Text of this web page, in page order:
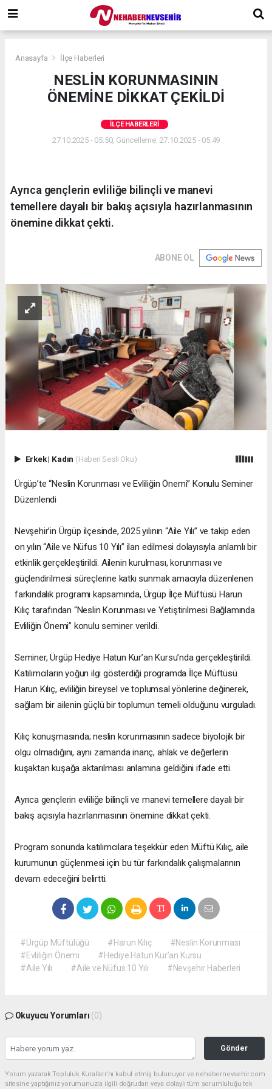
Anasayfa İlçe Haberleri
NESLİN KORUNMASININ
ÖNEMİNE DİKKAT ÇEKİLDİ
İLÇE HABERLERI
27.10.2025 - 05:50, Güncelleme: 27.10.2025 - 05:49
Ayrıca gençlerin evliliğe bilinçli ve manevi
temellere dayalı bir bakış açısıyla hazırlanmasının
önemine dikkat çekti.
ABONE OL
Erkek| Kadın (Haberi Sesli Oku)
Ürgüp’te “Neslin Korunması ve Evliliğin Önemi” Konulu Seminer
Düzenlendi
Nevşehir’in Ürgüp ilçesinde, 2025 yılının “Aile Yılı” ve takip eden
on yılın “Aile ve Nüfus 10 Yılı” ilan edilmesi dolayısıyla anlamlı bir
etkinlik gerçekleştirildi. Ailenin kurulması, korunması ve
güçlendirilmesi süreçlerine katkı sunmak amacıyla düzenlenen
farkındalık programı kapsamında, Ürgüp İlçe Müftüsü Harun
Kılıç tarafından “Neslin Korunması ve Yetiştirilmesi Bağlamında
Evliliğin Önemi” konulu seminer verildi.
Seminer, Ürgüp Hediye Hatun Kur’an Kursu’nda gerçekleştirildi.
Katılımcıların yoğun ilgi gösterdiği programda İlçe Müftüsü
Harun Kılıç, evliliğin bireysel ve toplumsal yönlerine değinerek,
sağlam bir ailenin güçlü bir toplumun temeli olduğunu vurguladı.
Kılıç konuşmasında; neslin korunmasının sadece biyolojik bir
olgu olmadığını, aynı zamanda inanç, ahlak ve değerlerin
kuşaktan kuşağa aktarılması anlamına geldiğini ifade etti.
Ayrıca gençlerin evliliğe bilinçli ve manevi temellere dayalı bir
bakış açısıyla hazırlanmasının önemine dikkat çekti.
Program sonunda katılımcılara teşekkür eden Müftü Kılıç, aile
kurumunun güçlenmesi için bu tür farkındalık çalışmalarının
devam edeceğini belirtti.
#Ürgüp Müftülüğü #Harun Kılıç
#Neslin Korunması
#Evliliğin Önemi
#Hediye Hatun Kur’an Kursu
#Aile Yılı
#Aile ve Nüfus 10 Yılı #Nevşehir Haberleri
Okuyucu Yorumları (0)
Gönder
Yorum yazarak Topluluk Kuralları’nı kabul etmiş bulunuyor ve nehabernevsehir.com
sitesine yaptığınız yorumunuzla ilgili doğrudan veya dolaylı tüm sorumluluğu tek